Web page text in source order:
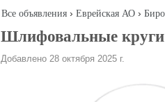
Все объявления› Еврейская АО›
Шлифовальные круги
Добавлено 28 октября 2025 г.